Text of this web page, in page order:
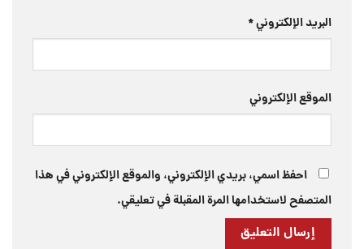
البريد الإلكتروني*
الموقع الإلكتروني
احفظ اسمي، بريدي الإلكتروني، والموقع الإلكتروني في هذا
المتصفح لاستخدامها المرة المقبلة في تعليقي.